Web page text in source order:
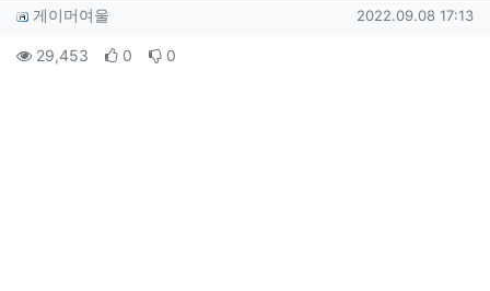
작성자 정보
게이머여울 작성일
2022.09.08 17:13
컨텐츠 정보
29,453 조회 0 추천 0